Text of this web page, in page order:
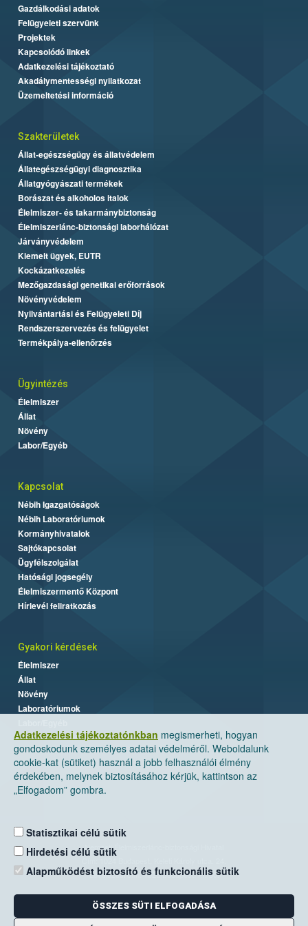
Adatkezelési tájékoztatónkban megismerheti, hogyan
gondoskodunk személyes adatai védelméről. Weboldalunk
cookie-kat (sütiket) használ a jobb felhasználói élmény
érdekében, melynek biztosításához kérjük, kattintson az
„Elfogadom” gombra.
Statisztikai célú sütik
Hirdetési célú sütik
Alapműködést biztosító és funkcionális sütik
ÖSSZES SÜTI ELFOGADÁSA
Gazdálkodási adatok
Felügyeleti szervünk
Projektek
Kapcsolódó linkek
Adatkezelési tájékoztató
Akadálymentességi nyilatkozat
Üzemeltetési információ
Szakterületek
Állat-egészségügy és állatvédelem
Állategészségügyi diagnosztika
Állatgyógyászati termékek
Borászat és alkoholos italok
Élelmiszer- és takarmánybiztonság
Élelmiszerlánc-biztonsági laborhálózat
Járványvédelem
Kiemelt ügyek, EUTR
Kockázatkezelés
Mezőgazdasági genetikai erőforrások
Növényvédelem
Nyilvántartási és Felügyeleti Díj
Rendszerszervezés és felügyelet
Termékpálya-ellenőrzés
Ügyintézés
Élelmiszer
Állat
Növény
Labor/Egyéb
Kapcsolat
Nébih Igazgatóságok
Nébih Laboratóriumok
Kormányhivatalok
Sajtókapcsolat
Ügyfélszolgálat
Hatósági jogsegély
Élelmiszermentő Központ
Hírlevél feliratkozás
Gyakori kérdések
Élelmiszer
Állat
Növény
Laboratóriumok
Nemzeti Élelmiszerlánc-biztonsági Hivatal
Levelezési cím: 1525 Budapest. Pf. 30.
E-mail:ugyfelszolgalat@nebih.gov.hu